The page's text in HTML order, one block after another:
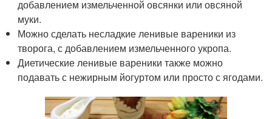
добавлением измельченной овсянки или овсяной
муки.
Можно сделать несладкие ленивые вареники из
творога, с добавлением измельченного укропа.
Диетические ленивые вареники также можно
подавать с нежирным йогуртом или просто с ягодами.